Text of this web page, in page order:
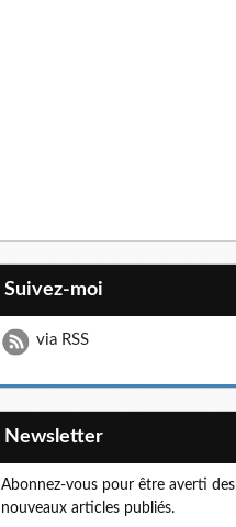
Suivez-moi
via RSS
Newsletter
Abonnez-vous pour être averti des
nouveaux articles publiés.